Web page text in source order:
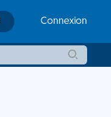
Connexion